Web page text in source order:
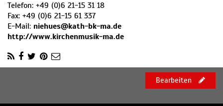
Telefon: +49 (0)6 21-15 31 18
Fax: +49 (0)6 21-15 61 337
E-Mail: niehues@kath-bk-ma.de
http://www.kirchenmusik-ma.de
Bearbeiten